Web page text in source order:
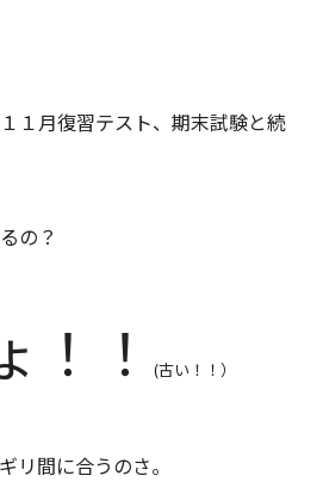
１月復習テスト、期末試験と続
の？
！！(古い！！）
リ間に合うのさ。